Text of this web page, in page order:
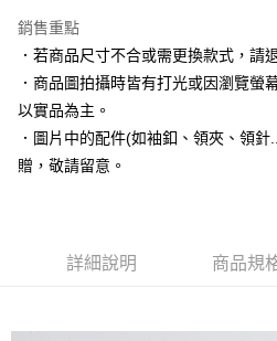
相關說明
【關於「AFTEE先享後付」】
AFTEE先享後付是「在收到商品之後才付
便利好安心！
１．簡單：不需註冊會員、不需綁卡、不需
２．便利：只要手機號碼，簡訊認證，即
２．訂單成立數日內，您將收到繳費通知簡
３．收到繳費通知簡訊後14天內，點擊此
購買商品的店家。未經商家同意取消之訂
運送方式
X新竹物流宅配
每筆NT$350，滿NT$3,500(含以上)免
每筆NT$120，滿NT$3,000(含以上)
銷售重點
．若商品尺寸不合或需更換款式，請
．商品圖拍攝時皆有打光或因瀏覽螢
以實品為主。
．圖片中的配件(如袖釦、領夾、領
贈，敬請留意。
詳細說明 商品規